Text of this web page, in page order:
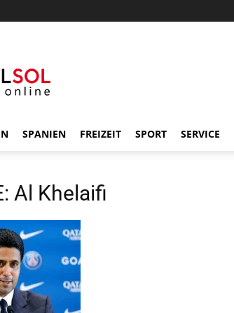
SPANIEN FREIZEIT SPORT SERVICE
Al Khelaifi